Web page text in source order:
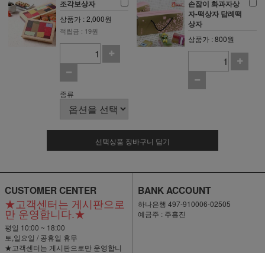
조각보상자
상품가 : 2,000원
적립금 : 19원
종류
손잡이 화과자상
자-떡상자 답례떡
상자
상품가 : 800원
선택상품 장바구니 담기
CUSTOMER CENTER
★고객센터는 게시판으로
만 운영합니다.★
평일 10:00 ~ 18:00
토,일요일 / 공휴일 휴무
★고객센터는 게시판으로만 운영합니
BANK ACCOUNT
하나은행 497-910006-02505
예금주 : 주홍진